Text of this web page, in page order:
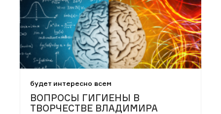
будет интересно всем
ВОПРОСЫ ГИГИЕНЫ В
ТВОРЧЕСТВЕ ВЛАДИМИРА